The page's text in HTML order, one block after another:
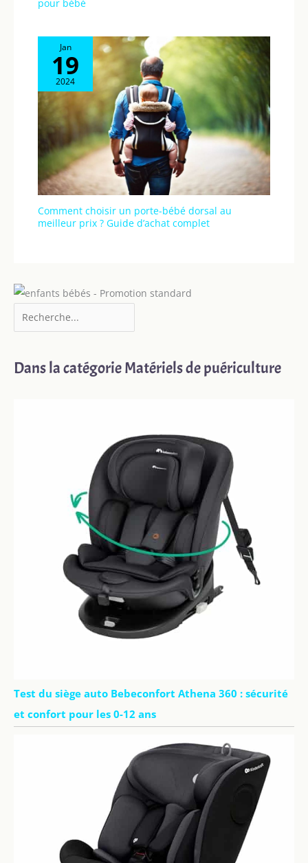
siège ergonomique, il
simule l'étreinte de
maman pour protéger
la colonne vertébrale de
bébé. La balançoire
bébé extérieur/intérieur
libère efficacement vos
mains, ce qui en fait un
cadeau de fête
prénatale parfait pour
les nouveaux parents.
pour bébé
Jan
19
2024
Comment choisir un porte-bébé dorsal au
meilleur prix ? Guide d’achat complet
Dans la catégorie Matériels de puériculture
Test du siège auto Bebeconfort Athena 360 : sécurité
et confort pour les 0-12 ans